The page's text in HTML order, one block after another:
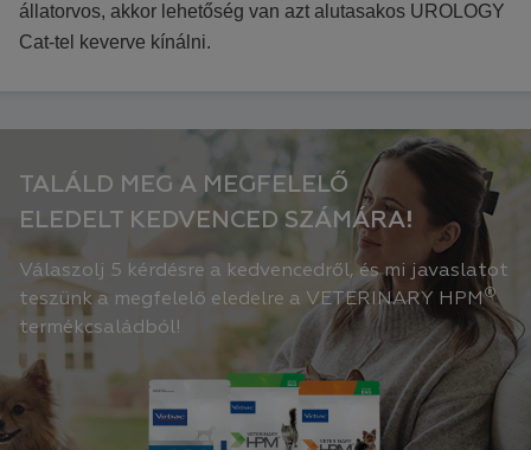
állatorvos, akkor lehetőség van azt alutasakos UROLOGY
Cat-tel keverve kínálni.
TALÁLD MEG A MEGFELELŐ
ELEDELT KEDVENCED SZÁMÁRA!
Válaszolj 5 kérdésre a kedvencedről, és mi javaslatot
teszünk a megfelelő eledelre a VETERINARY HPM®
termékcsaládból!